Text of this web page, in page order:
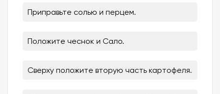
Приправьте солью и перцем.
Положите чеснок и Сало.
Сверху положите вторую часть картофеля.